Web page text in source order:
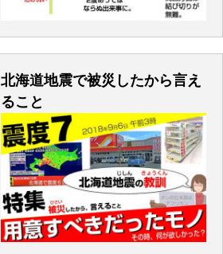
北海道地震で被災したから言え
ること